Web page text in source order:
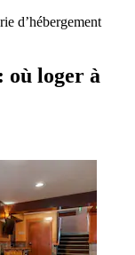
d’hébergement
où loger à